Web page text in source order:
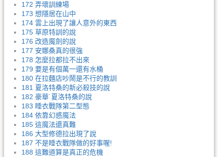
172 弄壞訓練場
173 想隱居在山中
174 雲上出現了讓人意外的東西
175 草原特訓的說
176 改造魔劍的說
177 安娜桑真的很強
178 怎麼拉都拉不出來
179 要是有個萬一還有水桶
180 在拉麵店吵鬧是不行的教訓
181 夏洛特桑的新必殺技的說
182 豪華˙夏洛特桑的說
183 睡衣戰隊第二型態
184 依靠幻惑魔法
185 這魔法還真難
186 大型修德拉出現了說
187 不是睡衣戰隊做的好事喔!
188 這難道算是真正的危機